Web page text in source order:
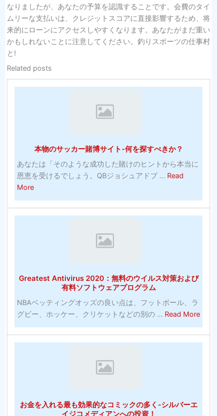
なりましたが、あなたの予算を認識することです。会費のタイ
ムリーな支払いは、クレジットスコアに直接影響するため、将
来的にローンにアクセスしやすくなります。あなたがまだ重い
かもしれないことに注意してください。釣りスポーツの仕事村
と!
Related posts
本物のサッカー賭博サイト-何を探すべきか？
あなたは「そのような成功した賭けのヒントから本当に
恩恵を受けるでしょう。QBジョシュアドブ ... Read
Moreabout
本
物
賭
サ
イ
ト-
か？
Greatest Antivirus 2020：無料のウイルス対策および
有料ソフトウェアプログラム
NBAベッティングオッズの良い点は、フットボール、ラ
グビー、ホッケー、クリケットなどの別の ... Read More
お金を入れる最も効果的なコミックの多く-シルバーエ
イジコメディアンへの投資！